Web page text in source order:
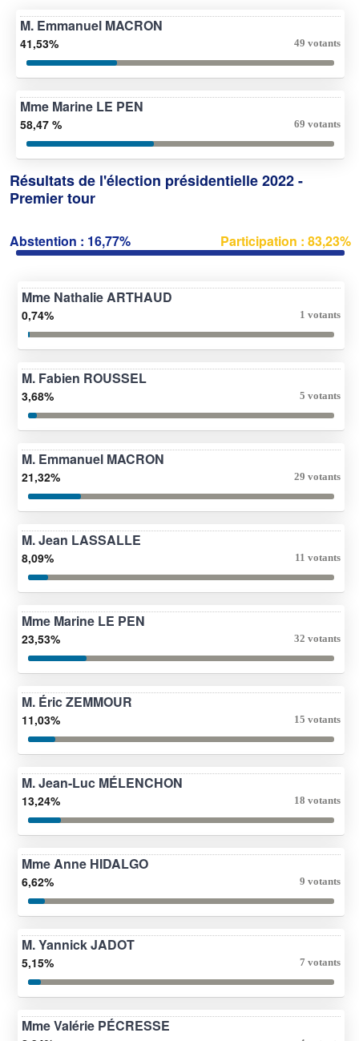
M. Emmanuel MACRON
41,53% 49 votants
Mme Marine LE PEN
58,47 % 69 votants
Résultats de l'élection présidentielle 2022 -
Premier tour
Abstention : 16,77% Participation : 83,23%
Mme Nathalie ARTHAUD
0,74% 1 votants
M. Fabien ROUSSEL
3,68% 5 votants
M. Emmanuel MACRON
21,32% 29 votants
M. Jean LASSALLE
8,09% 11 votants
Mme Marine LE PEN
23,53% 32 votants
M. Éric ZEMMOUR
11,03% 15 votants
M. Jean-Luc MÉLENCHON
13,24% 18 votants
Mme Anne HIDALGO
6,62% 9 votants
M. Yannick JADOT
5,15% 7 votants
Mme Valérie PÉCRESSE